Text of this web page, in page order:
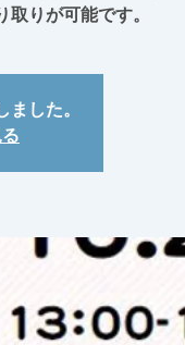
した。